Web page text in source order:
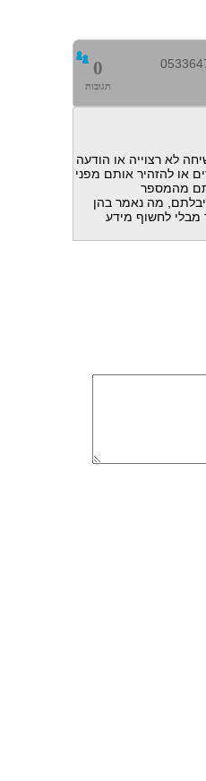
0
תגובות
לא רצוייה או הודעה
או להזהיר אותם מפני
מהמספר
קיבלתם, מה נאמר בהן
מבלי לחשוף מידע